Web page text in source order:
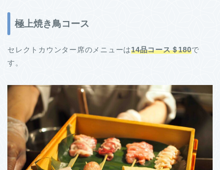
極上焼き鳥コース
セレクトカウンター席のメニューは14品コース＄180で
す。